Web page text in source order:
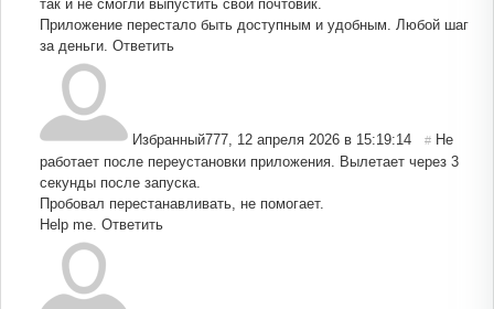
так и не смогли выпустить свой почтовик.
Приложение перестало быть доступным и удобным. Любой шаг
за деньги. Ответить
Избранный777, 12 апреля 2026 в 15:19:14 # Не
работает после переустановки приложения. Вылетает через 3
секунды после запуска.
Пробовал перестанавливать, не помогает.
Help me. Ответить